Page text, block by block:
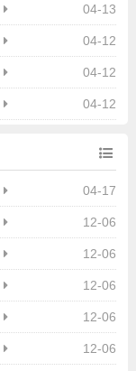
04-13
04-12
04-12
04-12
04-17
12-06
12-06
12-06
12-06
12-06